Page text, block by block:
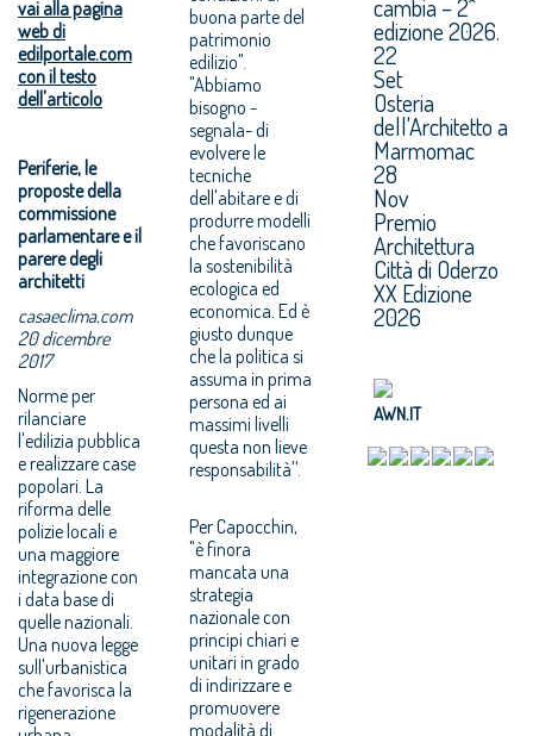
vai alla pagina
web di
edilportale.com
con il testo
dell'articolo
Periferie, le
proposte della
commissione
parlamentare e il
parere degli
architetti
casaeclima.com
20 dicembre
2017
Norme per
rilanciare
l'edilizia pubblica
e realizzare case
popolari. La
riforma delle
polizie locali e
una maggiore
integrazione con
i data base di
quelle nazionali.
Una nuova legge
sull'urbanistica
che favorisca la
rigenerazione
buona parte del
patrimonio
edilizio".
"Abbiamo
bisogno -
segnala- di
evolvere le
tecniche
dell'abitare e di
produrre modelli
che favoriscano
la sostenibilità
ecologica ed
economica. Ed è
giusto dunque
che la politica si
assuma in prima
persona ed ai
massimi livelli
questa non lieve
responsabilità''.
Per Capocchin,
"è finora
mancata una
strategia
nazionale con
principi chiari e
unitari in grado
di indirizzare e
promuovere
modalità di
cambia – 2^
edizione 2026.
22
Set
Osteria
dell'Architetto a
Marmomac
28
Nov
Premio
Architettura
Città di Oderzo
XX Edizione
2026
AWN.IT